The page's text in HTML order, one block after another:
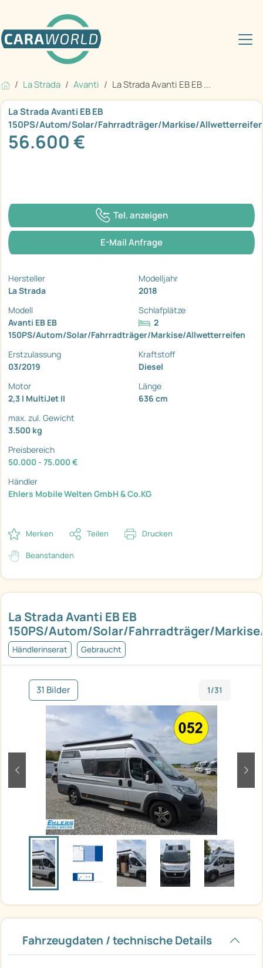
La Strada Avanti La Strada Avanti EB EB ...
La Strada Avanti EB EB
150PS/Autom/Solar/Fahrradträger/
Händlerinserat Gebraucht
31 Bilder 1/31
zurück
Fahrzeugdaten / technische Details
La Strada Avanti EB EB
150PS/Autom/Solar/Fahrradträger/Markise/Allwetterreifen
56.600 €
Tel. anzeigen
E-Mail Anfrage
Hersteller
La Strada
Modelljahr
2018
Modell
Avanti EB EB
150PS/Autom/Solar/Fahrradträger/Markise/Allwetterreifen
Schlafplätze
2
Erstzulassung
03/2019
Kraftstoff
Diesel
Motor
2,3 l MultiJet II
Länge
636 cm
max. zul. Gewicht
3.500 kg
Preisbereich
50.000 - 75.000 €
Händler
Ehlers Mobile Welten GmbH & Co.KG
Merken Teilen Drucken
Beanstanden